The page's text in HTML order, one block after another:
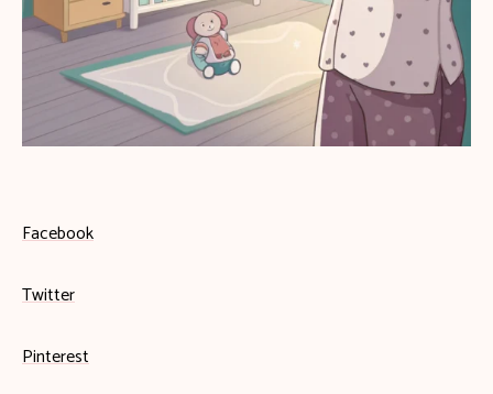
Facebook
Twitter
Pinterest